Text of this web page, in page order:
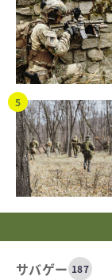
サバゲー 187